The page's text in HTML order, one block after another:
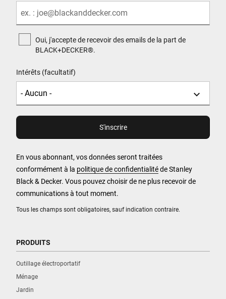
Tous les champs sont obligatoires, sauf indication contraire.
Oui, j'accepte de recevoir des emails de la part de
BLACK+DECKER®.
Intérêts (facultatif)
En vous abonnant, vos données seront traitées
conformément à la politique de confidentialitéde Stanley
Black & Decker. Vous pouvez choisir de ne plus recevoir de
communications à tout moment.
PRODUITS
Outillage électroportatif
Ménage
Jardin